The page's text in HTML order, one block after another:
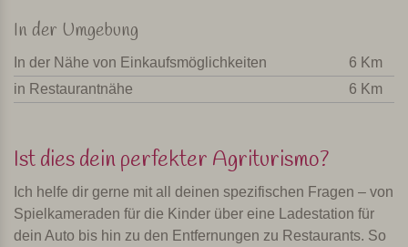
In der Umgebung
In der Nähe von Einkaufsmöglichkeiten
6 Km
in Restaurantnähe
6 Km
Ist dies dein perfekter Agriturismo?
Ich helfe dir gerne mit all deinen spezifischen Fragen – von
Spielkameraden für die Kinder über eine Ladestation für
dein Auto bis hin zu den Entfernungen zu Restaurants. So